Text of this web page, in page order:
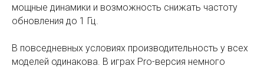
мощные динамики и возможность снижать частоту
обновления до 1 Гц.
В повседневных условиях производительность у всех
моделей одинакова. В играх Pro-версия немного